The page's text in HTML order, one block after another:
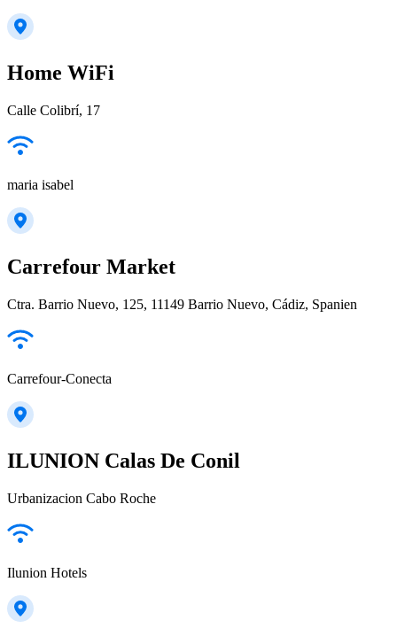
Home WiFi
Calle Colibrí, 17
maria isabel
Carrefour Market
Ctra. Barrio Nuevo, 125, 11149 Barrio Nuevo, Cádiz, Spanien
Carrefour-Conecta
ILUNION Calas De Conil
Urbanizacion Cabo Roche
Ilunion Hotels